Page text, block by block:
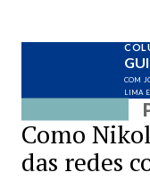
COM
LIMA E
Como
das redes